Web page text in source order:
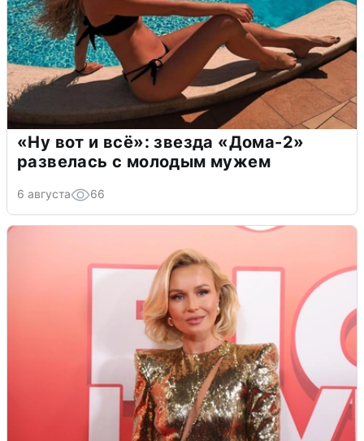
«Ну вот и всё»: звезда «Дома-2»
развелась с молодым мужем
6 августа 66